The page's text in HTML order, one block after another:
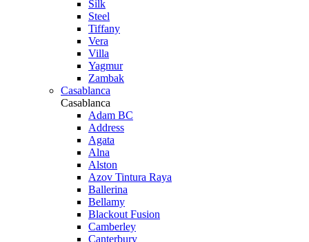
Silk
Steel
Tiffany
Vera
Villa
Yagmur
Zambak
Casablanca
Casablanca
Adam BC
Address
Agata
Alna
Alston
Azov Tintura Raya
Ballerina
Bellamy
Blackout Fusion
Camberley
Canterbury